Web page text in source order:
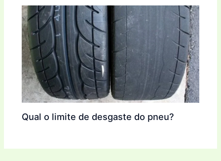
Qual o limite de desgaste do pneu?